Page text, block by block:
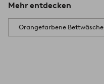
Mehr entdecken
Orangefarbene Bettwäsche